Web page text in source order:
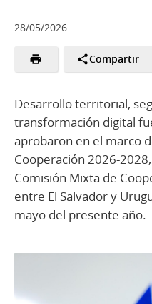
28/05/2026
Compartir
Desarrollo territorial,
transformación digital
aprobaron en el marco
Cooperación 2026-
Comisión Mixta de
entre El Salvador y
mayo del presente año.